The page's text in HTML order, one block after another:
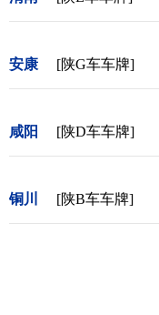
安康 [陕G车车牌]
咸阳 [陕D车车牌]
铜川 [陕B车车牌]